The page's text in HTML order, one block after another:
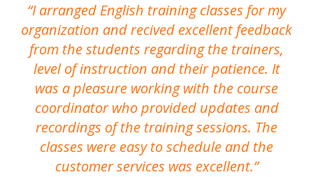
I arranged English training classes for my
organization and recived excellent feedback
from the students regarding the trainers,
level of instruction and their patience. It
was a pleasure working with the course
coordinator who provided updates and
recordings of the training sessions. The
classes were easy to schedule and the
customer services was excellent.